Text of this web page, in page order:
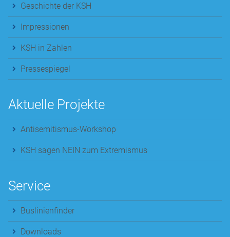
Geschichte der KSH
Impressionen
KSH in Zahlen
Pressespiegel
Aktuelle Projekte
Antisemitismus-Workshop
KSH sagen NEIN zum Extremismus
Service
Buslinienfinder
Downloads